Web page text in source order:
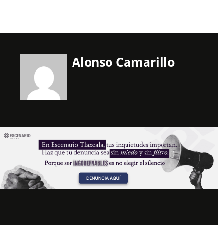
Alonso Camarillo